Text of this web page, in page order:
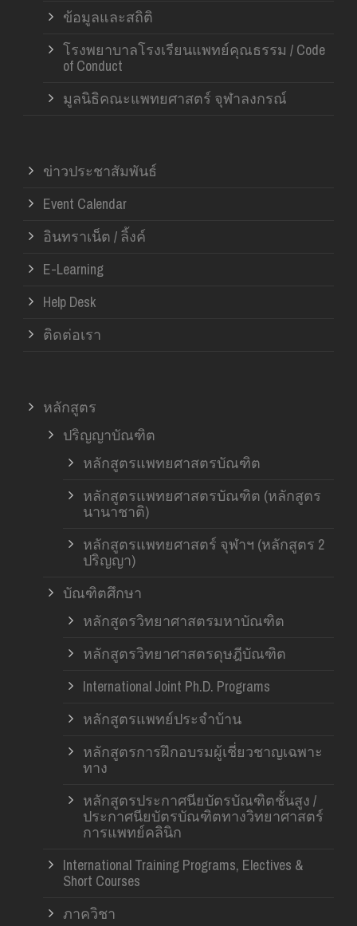
ข้อมูลและสถิติ
โรงพยาบาลโรงเรียนแพทย์คุณธรรม / Code
of Conduct
มูลนิธิคณะแพทยศาสตร์ จุฬาลงกรณ์
ข่าวประชาสัมพันธ์
Event Calendar
อินทราเน็ต / ลิ้งค์
E-Learning
Help Desk
ติดต่อเรา
หลักสูตร
ปริญญาบัณฑิต
หลักสูตรแพทยศาสตรบัณฑิต
หลักสูตรแพทยศาสตรบัณฑิต (หลักสูตร
นานาชาติ)
หลักสูตรแพทยศาสตร์ จุฬาฯ (หลักสูตร 2
ปริญญา)
บัณฑิตศึกษา
หลักสูตรวิทยาศาสตรมหาบัณฑิต
หลักสูตรวิทยาศาสตรดุษฎีบัณฑิต
International Joint Ph.D. Programs
หลักสูตรแพทย์ประจำบ้าน
หลักสูตรการฝึกอบรมผู้เชี่ยวชาญเฉพาะ
ทาง
หลักสูตรประกาศนียบัตรบัณฑิตชั้นสูง /
ประกาศนียบัตรบัณฑิตทางวิทยาศาสตร์
การแพทย์คลินิก
International Training Programs, Electives &
Short Courses
ภาควิชา